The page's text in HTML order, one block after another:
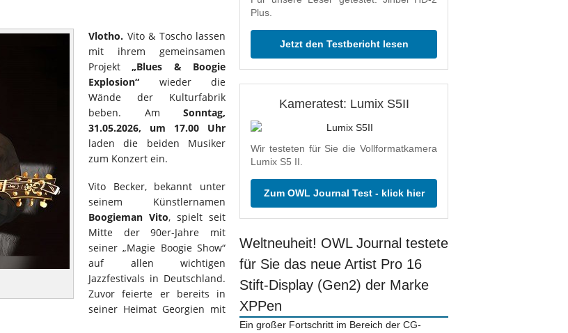
Vlotho. Vito & Toscho lassen
mit ihrem gemeinsamen
Projekt„Blues & Boogie
Explosion“ wieder die
Wände der Kulturfabrik
beben. Am Sonntag,
31.05.2026, um 17.00 Uhr
laden die beiden Musiker
zum Konzert ein.
Vito Becker, bekannt unter
seinem Künstlernamen
Boogieman Vito, spielt seit
Mitte der 90er-Jahre mit
seiner „Magie Boogie Show“
auf allen wichtigen
Jazzfestivals in Deutschland.
Zuvor feierte er bereits in
seiner Heimat Georgien mit
Plus.
Jetzt den Testbericht lesen
Kameratest: Lumix S5II
Wir testeten für Sie die Vollformatkamera
Lumix S5 II.
Zum OWL Journal Test - klick hier
Weltneuheit! OWL Journal testete
für Sie das neue Artist Pro 16
Stift-Display (Gen2) der Marke
XPPen
Ein großer Fortschritt im Bereich der CG-